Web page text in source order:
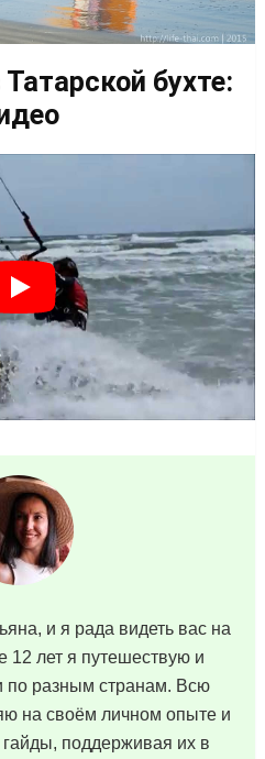
бухте:
и я рада видеть вас на
12 лет я путешествую и
по разным странам. Всю
на своём личном опыте и
поддерживая их в